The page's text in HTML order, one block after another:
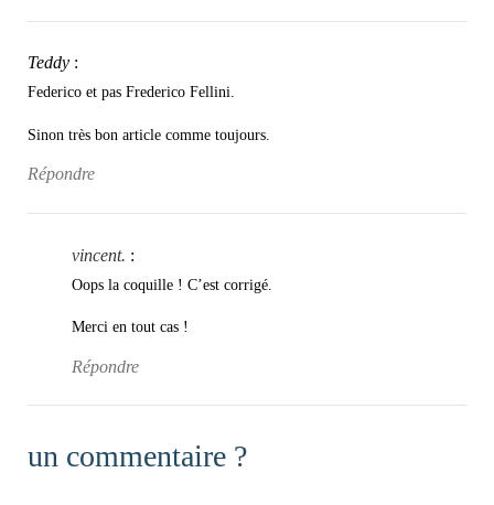
Teddy :
Federico et pas Frederico Fellini.
Sinon très bon article comme toujours.
Répondre
vincent. :
Oops la coquille ! C’est corrigé.
Merci en tout cas !
Répondre
un commentaire ?